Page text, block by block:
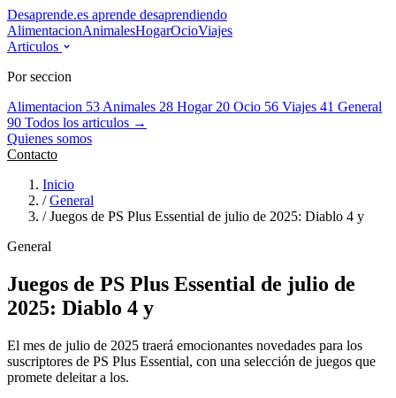
Desaprende.es aprende desaprendiendo
AlimentacionAnimalesHogarOcioViajes
Articulos
Por seccion
Alimentacion 53 Animales 28 Hogar 20 Ocio 56 Viajes 41 General
90 Todos los articulos →
Quienes somos
Contacto
Inicio
/ General
/ Juegos de PS Plus Essential de julio de 2025: Diablo 4 y
General
Juegos de PS Plus Essential de julio de
2025: Diablo 4 y
El mes de julio de 2025 traerá emocionantes novedades para los
suscriptores de PS Plus Essential, con una selección de juegos que
promete deleitar a los.